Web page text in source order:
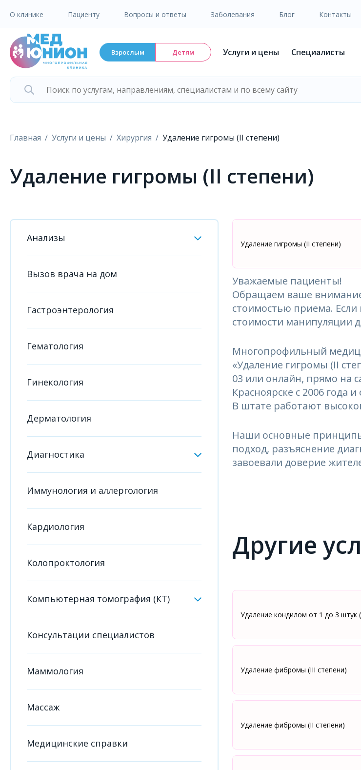
О клинике Пациенту Вопросы и ответы Заболевания Блог Контакты
Взрослым Детям Услуги и цены Специалисты
Главная Услуги и цены Хирургия Удаление гигромы (II степени)
Удаление гигромы (II степени)
Анализы
Вызов врача на дом
Гастроэнтерология
Гематология
Гинекология
Дерматология
Диагностика
Иммунология и аллергология
Кардиология
Колопроктология
Компьютерная томография (КТ)
Консультации специалистов
Маммология
Массаж
Медицинские справки
Удаление гигромы (II степени)
Уважаемые пациенты!
Обращаем ваше
стоимостью приема.
стоимости манипуляции
Многопрофильный
«Удаление гигромы (II
03 или онлайн, прямо на
Красноярске с 2006 года
В штате работают
Наши основные
подход, разъяснение
завоевали доверие
Другие
Удаление кондилом от 1 до 3 штук
Удаление фибромы (III степени)
Удаление фибромы (II степени)